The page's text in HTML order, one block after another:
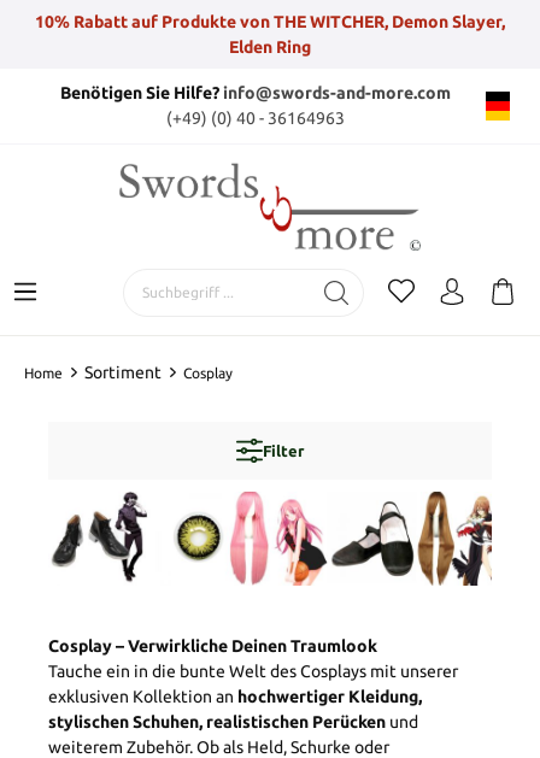
10% Rabatt auf Produkte von THE WITCHER, Demon Slayer,
Elden Ring
Benötigen Sie Hilfe?info@swords-and-more.com
(+49) (0) 40 - 36164963
Home Sortiment Cosplay
Filter
Cosplay – Verwirkliche Deinen Traumlook
Tauche ein in die bunte Welt des Cosplays mit unserer
exklusiven Kollektion an hochwertiger Kleidung,
stylischen Schuhen, realistischen Perücken und
weiterem Zubehör. Ob als Held, Schurke oder